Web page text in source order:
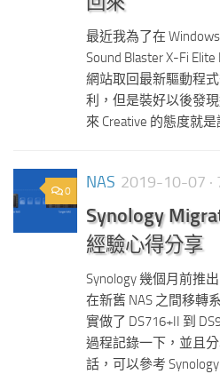
最近我為了在
Sound Blaster X-Fi
網站取回最新驅動程
利，但是裝好以後發
來 Creative 的態度就是
0 NAS 2019-10-07
Synology
經驗心得分享
Synology 幾個月前推
在新舊 NAS 之間移轉
實做了 DS716+II 到
過程記錄一下，並且
話，可以參考